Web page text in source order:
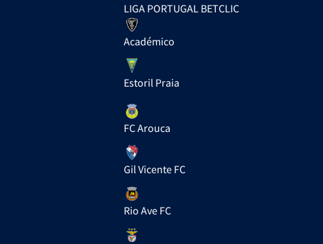
LIGA PORTUGAL BETCLIC
Académico
Estoril Praia
FC Arouca
Gil Vicente FC
Rio Ave FC